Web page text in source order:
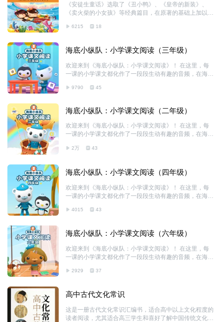
《安徒生童话》选取了《丑小鸭》、《皇帝的新装》、
《卖火柴的小女孩》等经典篇目，在原著的基础上加以编
听安徒生故事的同时得到启迪与思者。
6215 18
海底小纵队：小学课文阅读（三年级）
欢迎来到《海底小纵队：小学课文阅读》！ 在这里，每
一课的小学课文都化作了一段段生动有趣的音频，在海底
理解课文大意。课文学习将变得不再单调，而是充满了乐
挥想象力，培养对文学和语言的热爱，帮助孩子们更深入
地理解文本背后的意义和作者的意图。 加入巴克队长和
呱唧的朗读之旅，一起在语文知识的海洋中航行，探索学
习的乐趣，感受语言的魅力吧！
9790 45
海底小纵队：小学课文阅读（二年级）
欢迎来到《海底小纵队：小学课文阅读》！ 在这里，每
一课的小学课文都化作了一段段生动有趣的音频，在海底
理解课文大意。课文学习将变得不再单调，而是充满了乐
挥想象力，培养对文学和语言的热爱，帮助孩子们更深入
地理解文本背后的意义和作者的意图。 加入巴克队长和
呱唧的朗读之旅，一起在语文知识的海洋中航行，探索学
习的乐趣，感受语言的魅力吧！
2万 43
海底小纵队：小学课文阅读（四年级）
欢迎来到《海底小纵队：小学课文阅读》！ 在这里，每
一课的小学课文都化作了一段段生动有趣的音频，在海底
理解课文大意。课文学习将变得不再单调，而是充满了乐
挥想象力，培养对文学和语言的热爱，帮助孩子们更深入
地理解文本背后的意义和作者的意图。 加入巴克队长和
呱唧的朗读之旅，一起在语文知识的海洋中航行，探索学
习的乐趣，感受语言的魅力吧！
4015 43
海底小纵队：小学课文阅读（六年级）
欢迎来到《海底小纵队：小学课文阅读》！ 在这里，每
一课的小学课文都化作了一段段生动有趣的音频，在海底
理解课文大意。课文学习将变得不再单调，而是充满了乐
挥想象力，培养对文学和语言的热爱，帮助孩子们更深入
地理解文本背后的意义和作者的意图。 加入巴克队长和
呱唧的朗读之旅，一起在语文知识的海洋中航行，探索学
习的乐趣，感受语言的魅力吧！
2929 37
高中古代文化常识
这是一册古代文化常识汇编书，适合高中以上文化程度的
读者阅读，尤其适合高三学生和喜好了解中国传统文化知